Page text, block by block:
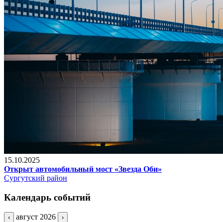
15.10.2025
Открыт автомобильный мост «Звезда Оби»
Сургутский район
Календарь событий
‹ август 2026 ›